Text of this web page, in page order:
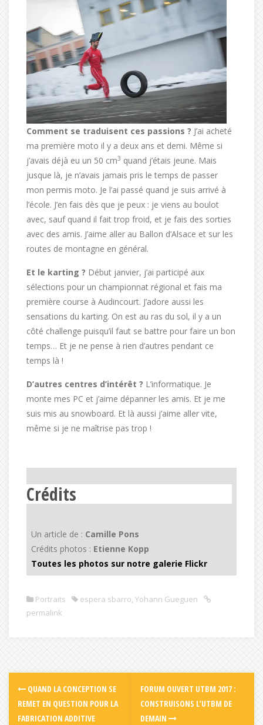
Comment se traduisent ces passions ? J’ai acheté
ma première moto il y a deux ans et demi. Même si
j’avais déjà eu un 50 cm3 quand j’étais jeune. Mais
jusque là, je n’avais jamais pris le temps de passer
mon permis moto. Je l’ai passé quand je suis arrivé à
l’école. J’en fais dès que je peux : je viens au boulot
avec, sauf quand il fait trop froid, et je fais des sorties
avec des amis. J’aime aller au Ballon d’Alsace et sur les
routes de montagne en général.
Et le karting ? Début janvier, j’ai participé aux
sélections pour un championnat régional et fais ma
première course à Audincourt. J’adore aussi les
sensations du karting. On est au ras du sol, il y a un
côté challenge puisqu’il faut se battre pour faire un bon
temps… Et je ne pense à rien d’autres pendant ce
temps là !
D’autres centres d’intérêt ? L’informatique. Je
monte mes PC et j’aime dépanner les amis. Et je me
suis mis au snowboard. Et là aussi j’aime aller vite,
même si je ne maîtrise pas trop !
Crédits
Un article de : Camille Pons
Crédits photos : Etienne Kopp
Toutes les photos sur notre galerie Flickr
Portraits espera sbarro, Yohann Gueguen
permalink
QUAND LA CONCEPTION SE
REMET EN QUESTION POUR LA
FABRICATION ADDITIVE
FORUM OUVERT UTBM 2017 :
CONSTRUISONS L’UTBM DE
DEMAIN